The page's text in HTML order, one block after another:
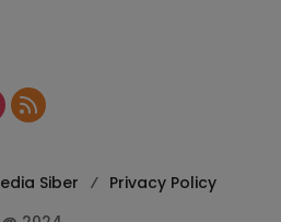
Siber
Privacy Policy